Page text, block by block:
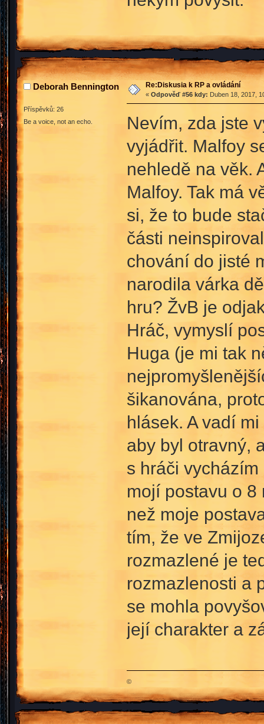
Deborah Bennington
Příspěvků: 26
Be a voice, not an echo.
Re:Diskusia k RP a ovládání
« Odpověď #56 kdy: Duben 18, 2017,
Nevím, zda jste
vyjádřit. Malfoy
nehledě na věk.
Malfoy. Tak má
si, že to bude
části
chování do jisté
narodila várka
hru? ŽvB je
Hráč, vymyslí
Huga (je mi tak
šikanována,
hlásek. A vadí
aby byl otravný,
s hráči
mojí postavu o
než moje
tím, že ve
rozmazlené je
rozmazlenosti a
se mohla
její charakter a
©